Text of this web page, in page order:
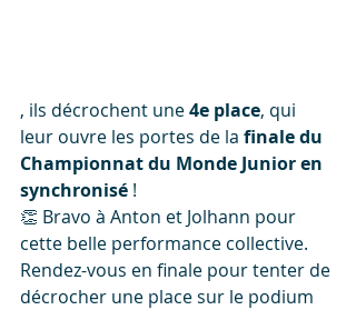
, ils décrochent une 4e place, qui
leur ouvre les portes de la finale du
Championnat du Monde Junior en
synchronisé !
👏 Bravo à Anton et Jolhann pour
cette belle performance collective.
Rendez-vous en finale pour tenter de
décrocher une place sur le podium